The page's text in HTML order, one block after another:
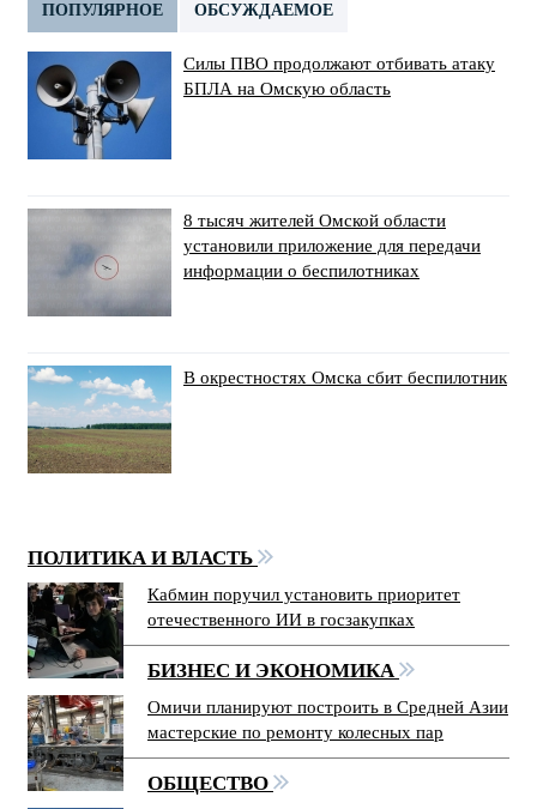
ПОПУЛЯРНОЕ ОБСУЖДАЕМОЕ
Силы ПВО продолжают отбивать атаку
БПЛА на Омскую область
8 тысяч жителей Омской области
установили приложение для передачи
информации о беспилотниках
В окрестностях Омска сбит беспилотник
ПОЛИТИКА И ВЛАСТЬ
Кабмин поручил установить приоритет
отечественного ИИ в госзакупках
БИЗНЕС И ЭКОНОМИКА
Омичи планируют построить в Средней Азии
мастерские по ремонту колесных пар
ОБЩЕСТВО